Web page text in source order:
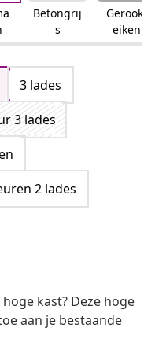
Betongrij
s
Gerookt
eiken
3 lades
3 lades
2 lades
kast? Deze hoge
aan je bestaande